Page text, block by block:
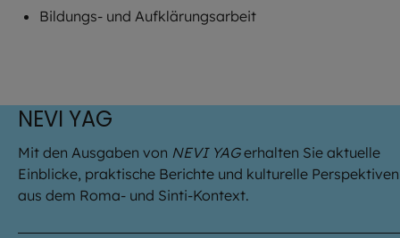
Bildungs- und Aufklärungsarbeit
NEVI YAG
Mit den Ausgaben von NEVI YAGerhalten Sie aktuelle
Einblicke, praktische Berichte und kulturelle Perspektiven
aus dem Roma- und Sinti-Kontext.